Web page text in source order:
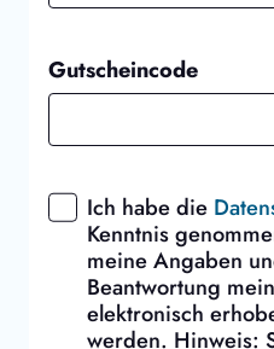
Gutscheincode
Ich habe die
Kenntnis
meine Angaben
Beantwortung
elektronisch
werden. Hinweis: